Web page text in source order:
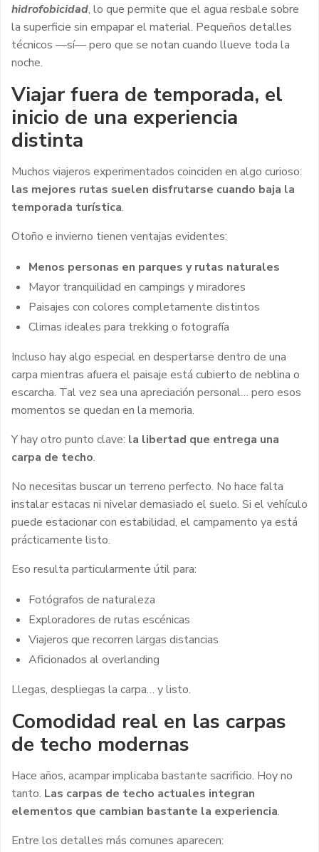
hidrofobicidad, lo que permite que el agua resbale sobre
la superficie sin empapar el material. Pequeños detalles
técnicos —sí— pero que se notan cuando llueve toda la
noche.
Viajar fuera de temporada, el
inicio de una experiencia
distinta
Muchos viajeros experimentados coinciden en algo curioso:
las mejores rutas suelen disfrutarse cuando baja la
temporada turística.
Otoño e invierno tienen ventajas evidentes:
Menos personas en parques y rutas naturales
Mayor tranquilidad en campings y miradores
Paisajes con colores completamente distintos
Climas ideales para trekking o fotografía
Incluso hay algo especial en despertarse dentro de una
carpa mientras afuera el paisaje está cubierto de neblina o
escarcha. Tal vez sea una apreciación personal… pero esos
momentos se quedan en la memoria.
Y hay otro punto clave: la libertad que entrega una
carpa de techo.
No necesitas buscar un terreno perfecto. No hace falta
instalar estacas ni nivelar demasiado el suelo. Si el vehículo
puede estacionar con estabilidad, el campamento ya está
prácticamente listo.
Eso resulta particularmente útil para:
Fotógrafos de naturaleza
Exploradores de rutas escénicas
Viajeros que recorren largas distancias
Aficionados al overlanding
Llegas, despliegas la carpa… y listo.
Comodidad real en las carpas
de techo modernas
Hace años, acampar implicaba bastante sacrificio. Hoy no
tanto. Las carpas de techo actuales integran
elementos que cambian bastante la experiencia.
Entre los detalles más comunes aparecen: